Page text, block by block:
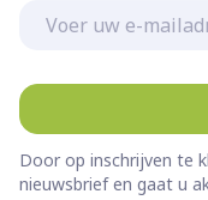
Door op inschrijven te
nieuwsbrief en gaat u